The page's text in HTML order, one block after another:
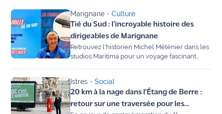
Agenda
divers
Sports
Société
Marignane -Culture
Tié du Sud : l'incroyable histoire des
dirigeables de Marignane
Retrouvez l'historien Michel Méténier dans les
studios Maritima pour un voyage fascinant
destin de notre territoire
Istres -Social
20 km à la nage dans l'Étang de Berre :
retour sur une traversée pour les